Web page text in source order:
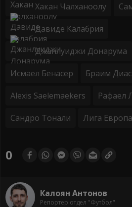
Хакан Чалханоолу
Давиде Калабрия
Джанлуиджи Донарума
Исмаел Бенасер Браим Диас
Alexis Saelemaekers Рафаел
Сандро Тонали Лига Европа
0
Калоян Антонов
Репортер отдел "Футбол"